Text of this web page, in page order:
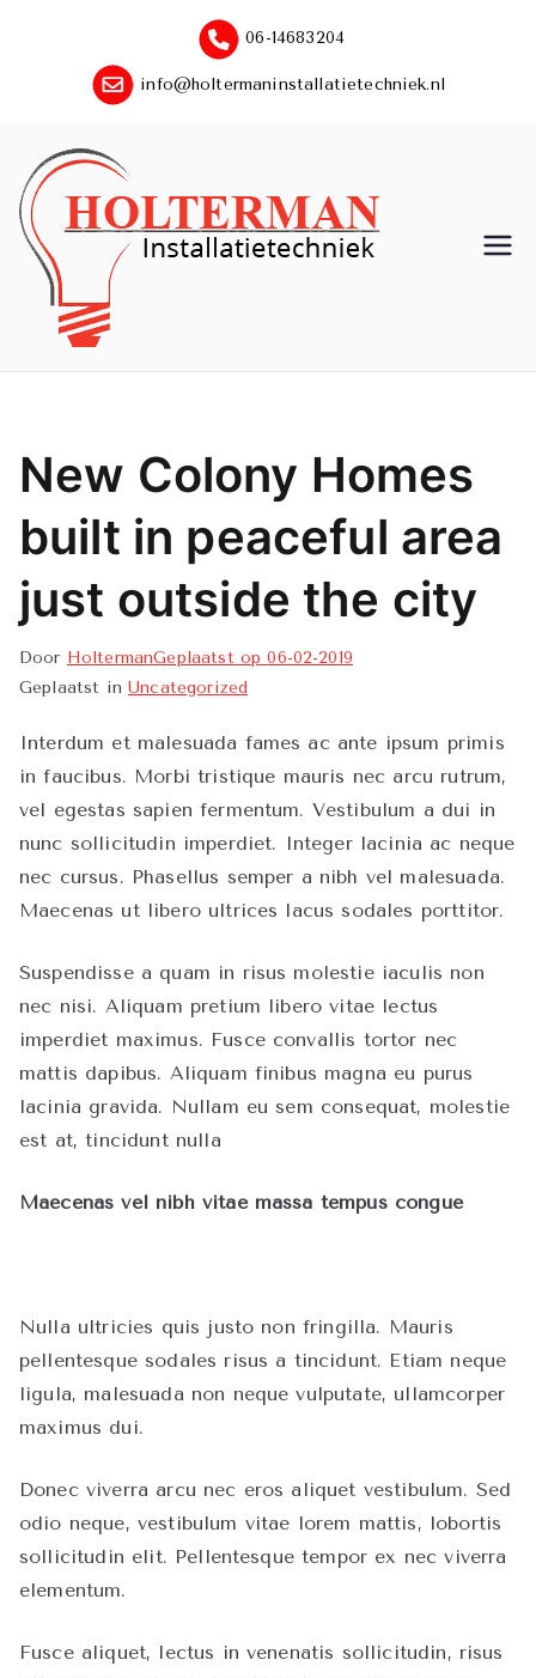
06-14683204
info@holtermaninstallatietechniek.nl​
latiet
echni
ek
New Colony Homes
built in peaceful area
just outside the city
Door HoltermanGeplaatst op06-02-2019
Geplaatst inUncategorized
Interdum et malesuada fames ac ante ipsum primis
in faucibus. Morbi tristique mauris nec arcu rutrum,
vel egestas sapien fermentum. Vestibulum a dui in
nunc sollicitudin imperdiet. Integer lacinia ac neque
nec cursus. Phasellus semper a nibh vel malesuada.
Maecenas ut libero ultrices lacus sodales porttitor.
Suspendisse a quam in risus molestie iaculis non
nec nisi. Aliquam pretium libero vitae lectus
imperdiet maximus. Fusce convallis tortor nec
mattis dapibus. Aliquam finibus magna eu purus
lacinia gravida. Nullam eu sem consequat, molestie
est at, tincidunt nulla
Maecenas vel nibh vitae massa tempus congue
Nulla ultricies quis justo non fringilla. Mauris
pellentesque sodales risus a tincidunt. Etiam neque
ligula, malesuada non neque vulputate, ullamcorper
maximus dui.
Donec viverra arcu nec eros aliquet vestibulum. Sed
odio neque, vestibulum vitae lorem mattis, lobortis
sollicitudin elit. Pellentesque tempor ex nec viverra
elementum.
Fusce aliquet, lectus in venenatis sollicitudin, risus